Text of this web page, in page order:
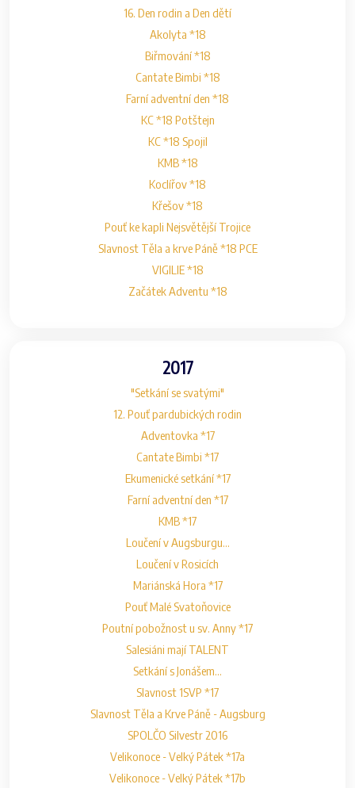
16. Den rodin a Den dětí
Akolyta *18
Biřmování *18
Cantate Bimbi *18
Farní adventní den *18
KC *18 Potštejn
KC *18 Spojil
KMB *18
Koclířov *18
Křešov *18
Pouť ke kapli Nejsvětější Trojice
Slavnost Těla a krve Páně *18 PCE
VIGILIE *18
Začátek Adventu *18
2017
"Setkání se svatými"
12. Pouť pardubických rodin
Adventovka *17
Cantate Bimbi *17
Ekumenické setkání *17
Farní adventní den *17
KMB *17
Loučení v Augsburgu...
Loučení v Rosicích
Mariánská Hora *17
Pouť Malé Svatoňovice
Poutní pobožnost u sv. Anny *17
Salesiáni mají TALENT
Setkání s Jonášem...
Slavnost 1SVP *17
Slavnost Těla a Krve Páně - Augsburg
SPOLČO Silvestr 2016
Velikonoce - Velký Pátek *17a
Velikonoce - Velký Pátek *17b